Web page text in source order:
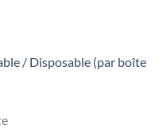
/ Disposable (par boîte